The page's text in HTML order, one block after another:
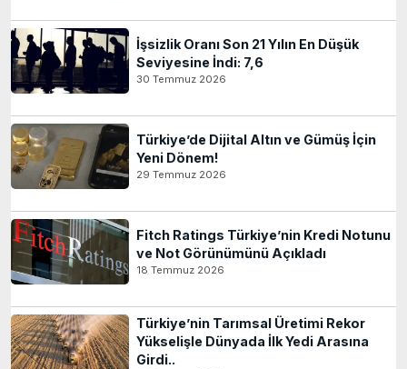
İşsizlik Oranı Son 21 Yılın En Düşük
Seviyesine İndi: 7,6
30 Temmuz 2026
Türkiye’de Dijital Altın ve Gümüş İçin
Yeni Dönem!
29 Temmuz 2026
Fitch Ratings Türkiye’nin Kredi Notunu
ve Not Görünümünü Açıkladı
18 Temmuz 2026
Türkiye’nin Tarımsal Üretimi Rekor
Yükselişle Dünyada İlk Yedi Arasına
Girdi..